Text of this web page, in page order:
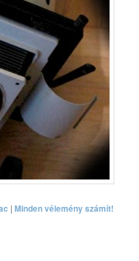
|Minden vélemény számít!